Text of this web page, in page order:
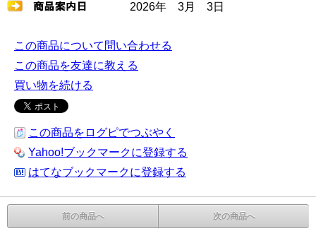
2026年 3月 3日
この商品について問い合わせる
この商品を友達に教える
買い物を続ける
この商品をログピでつぶやく
Yahoo!ブックマークに登録する
はてなブックマークに登録する
前の商品へ 次の商品へ